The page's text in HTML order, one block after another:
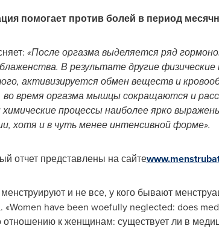
помогает против болей в период
«После оргазма выделяется ряд
В результате другие
активизируется обмен веществ и
время оргазма мышцы сокращаются и
процессы наиболее ярко
хотя и в чуть менее интенсивной форме».
отчет представлены на сайте
и не все, у кого бывают
have been woefully neglected: does
к женщинам: существует ли в